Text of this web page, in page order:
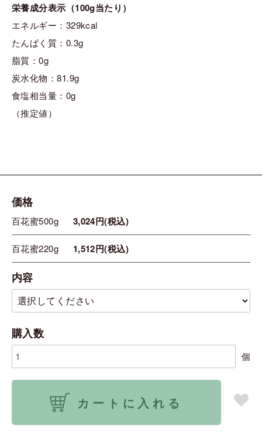
栄養成分表示（100g当たり）
エネルギー：329kcal
たんぱく質：0.3g
脂質：0g
炭水化物：81.9g
食塩相当量：0g
（推定値）
価格
百花蜜500g 3,024円(税込)
百花蜜220g 1,512円(税込)
内容
購入数
個
カートに入れる